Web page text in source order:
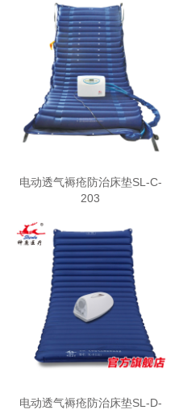
电动透气褥疮防治床垫SL-C-
203
电动透气褥疮防治床垫SL-D-